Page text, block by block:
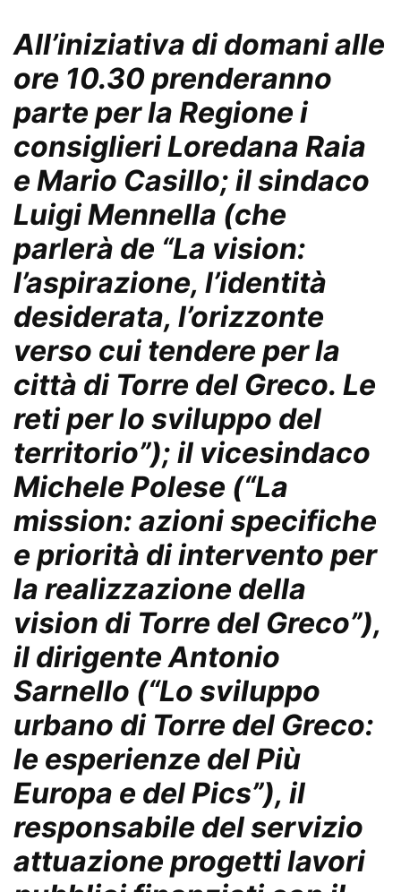
All’iniziativa di domani alle
ore 10.30 prenderanno
parte per la Regione i
consiglieri Loredana Raia
e Mario Casillo; il sindaco
Luigi Mennella (che
parlerà de “La vision:
l’aspirazione, l’identità
desiderata, l’orizzonte
verso cui tendere per la
città di Torre del Greco. Le
reti per lo sviluppo del
territorio”); il vicesindaco
Michele Polese (“La
mission: azioni specifiche
e priorità di intervento per
la realizzazione della
vision di Torre del Greco”),
il dirigente Antonio
Sarnello (“Lo sviluppo
urbano di Torre del Greco:
le esperienze del Più
Europa e del Pics”), il
responsabile del servizio
attuazione progetti lavori